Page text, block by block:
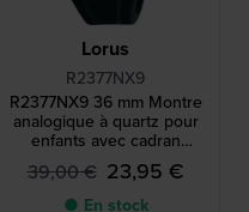
Lorus
R2377NX9
R2377NX9 36 mm Montre
analogique à quartz pour
enfants avec cadran
rétroéclairé
39,00 € 23,95 €
● En stock